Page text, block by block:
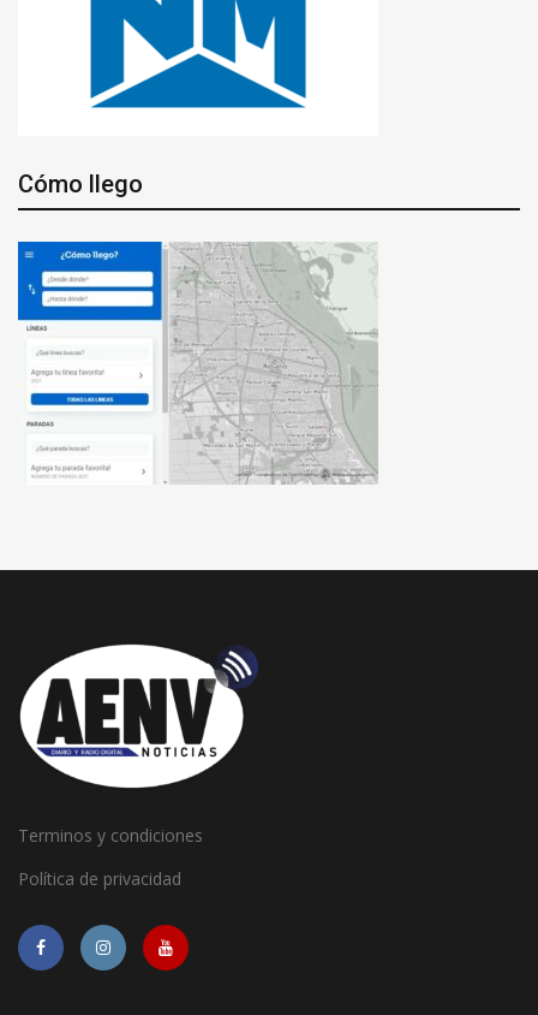
Cómo llego
Terminos y condiciones
Política de privacidad